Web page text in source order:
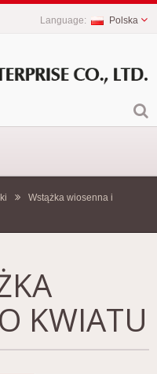
Polska
Wstążka wiosenna i
KWIATU